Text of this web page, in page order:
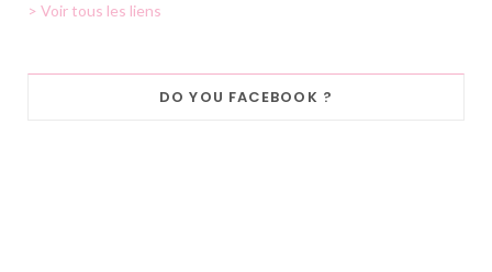
> Voir tous les liens
DO YOU FACEBOOK ?